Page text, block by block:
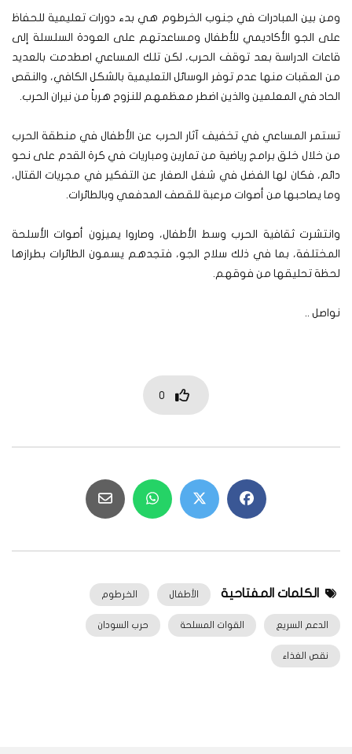
ومن بين المبادرات في جنوب الخرطوم هي بدء دورات تعليمية للحفاظ
على الجو الأكاديمي للأطفال ومساعدتهم على العودة السلسلة إلى
قاعات الدراسة بعد توقف الحرب، لكن تلك المساعي اصطدمت بالعديد
من العقبات منها عدم توفر الوسائل التعليمية بالشكل الكافي، والنقص
الحاد في المعلمين والذين اضطر معظمهم للنزوح هرباً من نيران الحرب.
تستمر المساعي في تخفيف آثار الحرب عن الأطفال في منطقة الحرب
من خلال خلق برامج رياضية من تمارين ومباريات في كرة القدم على نحو
دائم، فكان لها الفضل في شغل الصغار عن التفكير في مجريات القتال،
وما يصاحبها من أصوات مرعبة للقصف المدفعي وبالطائرات.
وانتشرت ثقافية الحرب وسط الأطفال، وصاروا يميزون أصوات الأسلحة
المختلفة، بما في ذلك سلاح الجو، فتجدهم يسمون الطائرات بطرازها
لحظة تحليقها من فوقهم.
نواصل ..
0
الكلمات المفتاحية الأطفال الخرطوم
الدعم السريع القوات المسلحة حرب السودان
نقص الغذاء